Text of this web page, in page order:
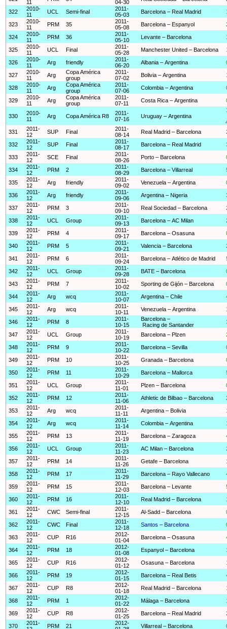
11
04-30
322
2010-
11
UCL Semi-final
2011-
05-03
Barcelona – Real Madrid
323
2010-
11
PRM 35
2011-
05-08
Barcelona – Espanyol
324
2010-
11
PRM 36
2011-
05-10
Levante – Barcelona
325
2010-
11
UCL Final
2011-
05-28
Manchester United – Barcelona
326
2010-
11
Arg friendly
2011-
06-20
Albania – Argentina
327
2010-
11
Arg
Copa América
group
2011-
07-02
Bolivia – Argentina
328
2010-
11
Arg
Copa América
group
2011-
07-06
Colombia – Argentina
329
2010-
11
Arg
Copa América
group
2011-
07-11
Costa Rica – Argentina
330
2010-
11
Arg Copa América R8
2011-
07-16
Uruguay – Argentina
331
2011-
12
SUP Final
2011-
08-14
Real Madrid – Barcelona
332
2011-
12
SUP Final
2011-
08-17
Barcelona – Real Madrid
333
2011-
12
SCE Final
2011-
08-26
Porto – Barcelona
334
2011-
12
PRM 2
2011-
08-29
Barcelona – Villarreal
335
2011-
12
Arg friendly
2011-
09-02
Venezuela – Argentina
336
2011-
12
Arg friendly
2011-
09-06
Argentina – Nigeria
337
2011-
12
PRM 3
2011-
09-10
Real Sociedad – Barcelona
338
2011-
12
UCL Group
2011-
09-13
Barcelona – AC Milan
339
2011-
12
PRM 4
2011-
09-17
Barcelona – Osasuna
340
2011-
12
PRM 5
2011-
09-21
Valencia – Barcelona
341
2011-
12
PRM 6
2011-
09-24
Barcelona – Atlético de Madrid
342
2011-
12
UCL Group
2011-
09-28
BATE – Barcelona
343
2011-
12
PRM 7
2011-
10-02
Sporting de Gijón – Barcelona
344
2011-
12
Arg wcq
2011-
10-07
Argentina – Chile
345
2011-
12
Arg wcq
2011-
10-11
Venezuela – Argentina
346
2011-
12
PRM 8
2011-
10-15
Barcelona –
Racing de Santander
347
2011-
12
UCL Group
2011-
10-19
Barcelona – Plzen
348
2011-
12
PRM 9
2011-
10-22
Barcelona – Sevilla
349
2011-
12
PRM 10
2011-
10-25
Granada – Barcelona
350
2011-
12
PRM 11
2011-
10-29
Barcelona – Mallorca
351
2011-
12
UCL Group
2011-
11-01
Plzen – Barcelona
352
2011-
12
PRM 12
2011-
11-06
Athletic de Bilbao – Barcelona
353
2011-
12
Arg wcq
2011-
11-11
Argentina – Bolivia
354
2011-
12
Arg wcq
2011-
11-14
Colombia – Argentina
355
2011-
12
PRM 13
2011-
11-19
Barcelona – Zaragoza
356
2011-
12
UCL Group
2011-
11-23
AC Milan – Barcelona
357
2011-
12
PRM 14
2011-
11-26
Getafe – Barcelona
358
2011-
12
PRM 17
2011-
11-29
Barcelona – Rayo Vallecano
359
2011-
12
PRM 15
2011-
12-03
Barcelona – Levante
360
2011-
12
PRM 16
2011-
12-10
Real Madrid – Barcelona
361
2011-
12
CWC Semi-final
2011-
12-15
Al-Sadd – Barcelona
362
2011-
12
CWC Final
2011-
12-18
Santos – Barcelona
363
2011-
12
CUP R16
2012-
01-04
Barcelona – Osasuna
364
2011-
12
PRM 18
2012-
01-08
Espanyol – Barcelona
365
2011-
12
CUP R16
2012-
01-12
Osasuna – Barcelona
366
2011-
12
PRM 19
2012-
01-15
Barcelona – Real Betis
367
2011-
12
CUP R8
2012-
01-18
Real Madrid – Barcelona
368
2011-
12
PRM 1
2012-
01-22
Málaga – Barcelona
369
2011-
12
CUP R8
2012-
01-25
Barcelona – Real Madrid
370
2011-
PRM 21
2012-
Villarreal – Barcelona